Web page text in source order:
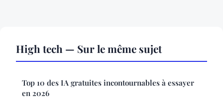
High tech — Sur le même sujet
Top 10 des IA gratuites incontournables à essayer
en 2026